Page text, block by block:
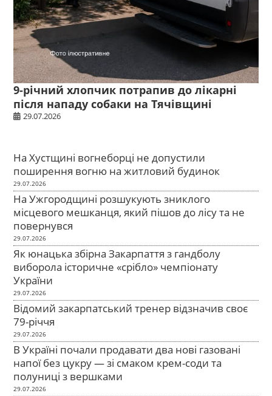
9-річний хлопчик потрапив до лікарні
після нападу собаки на Тячівщині
29.07.2026
На Хустщині вогнеборці не допустили
поширення вогню на житловий будинок
29.07.2026
На Ужгородщині розшукують зниклого
місцевого мешканця, який пішов до лісу та не
повернувся
29.07.2026
Як юнацька збірна Закарпаття з гандболу
виборола історичне «срібло» чемпіонату
України
29.07.2026
Відомий закарпатський тренер відзначив своє
79-річчя
29.07.2026
В Україні почали продавати два нові газовані
напої без цукру — зі смаком крем-соди та
полуниці з вершками
29.07.2026